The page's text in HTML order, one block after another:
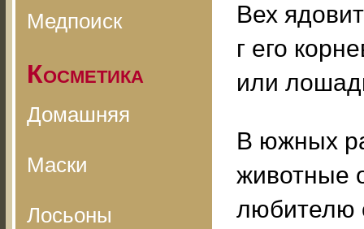
Медпоиск
Косметика
Домашняя
Маски
Лосьоны
Вех
г его
или
В южных
животные
любителю